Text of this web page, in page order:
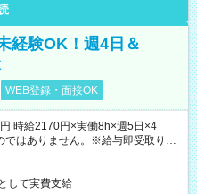
経験OK！週4日＆
WEB登録・面接OK
時給2170円×実働8h×週5日×4
はありません。※給与即受取りサ
して実費支給